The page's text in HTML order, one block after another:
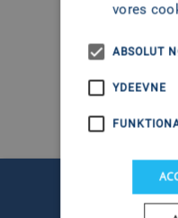
vores
ABSOLUT
YDEEVNE